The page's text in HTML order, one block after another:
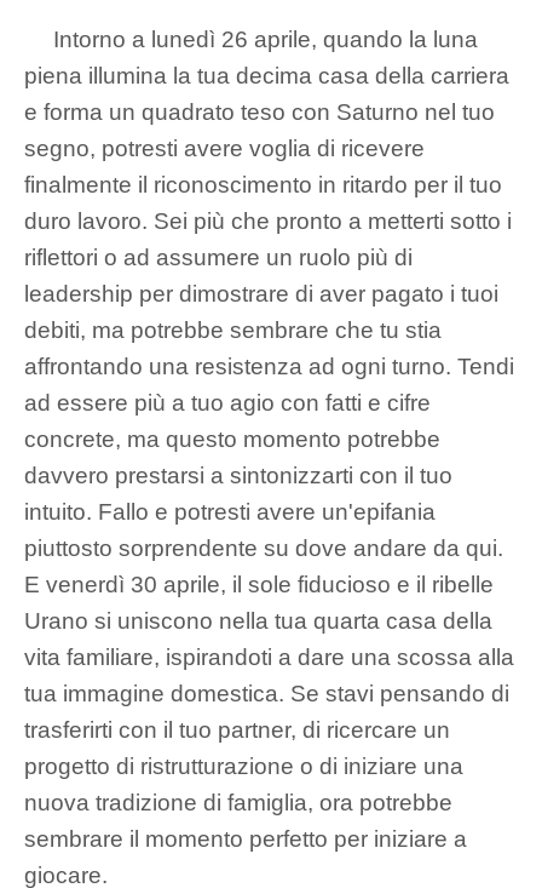
Intorno a lunedì 26 aprile, quando la luna
piena illumina la tua decima casa della carriera
e forma un quadrato teso con Saturno nel tuo
segno, potresti avere voglia di ricevere
finalmente il riconoscimento in ritardo per il tuo
duro lavoro. Sei più che pronto a metterti sotto i
riflettori o ad assumere un ruolo più di
leadership per dimostrare di aver pagato i tuoi
debiti, ma potrebbe sembrare che tu stia
affrontando una resistenza ad ogni turno. Tendi
ad essere più a tuo agio con fatti e cifre
concrete, ma questo momento potrebbe
davvero prestarsi a sintonizzarti con il tuo
intuito. Fallo e potresti avere un'epifania
piuttosto sorprendente su dove andare da qui.
E venerdì 30 aprile, il sole fiducioso e il ribelle
Urano si uniscono nella tua quarta casa della
vita familiare, ispirandoti a dare una scossa alla
tua immagine domestica. Se stavi pensando di
trasferirti con il tuo partner, di ricercare un
progetto di ristrutturazione o di iniziare una
nuova tradizione di famiglia, ora potrebbe
sembrare il momento perfetto per iniziare a
giocare.